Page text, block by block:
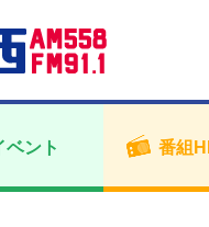
ベント 番組